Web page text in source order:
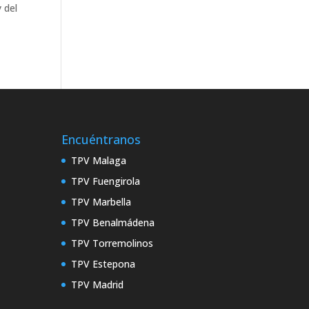
del
Encuéntranos
TPV Malaga
TPV Fuengirola
TPV Marbella
TPV Benalmádena
TPV Torremolinos
TPV Estepona
TPV Madrid